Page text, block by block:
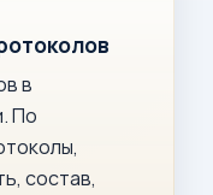
в
По
состав,